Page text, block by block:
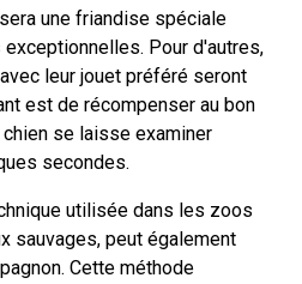
une friandise spéciale
Pour d'autres,
leur jouet préféré seront
est de récompenser au bon
se laisse examiner
secondes.
utilisée dans les zoos
sauvages, peut également
Cette méthode